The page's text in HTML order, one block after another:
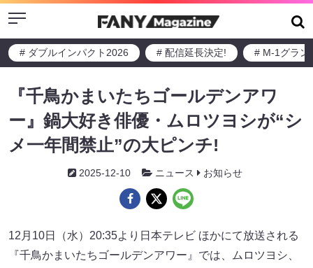
Menu
# ダブルインパクト2026 # 配信延長決定! # M-1グラン
『千鳥かまいたちゴールデンアワ
ー』鍋大好き俳優・ムロツヨシが“シ
メ一年間禁止”の大ピンチ!
2025-12-10 ニュース お知らせ
12月10日（水）20:35より日本テレビ ほかにて放送される
『千鳥かまいたちゴールデンアワー』では、ムロツヨシ、